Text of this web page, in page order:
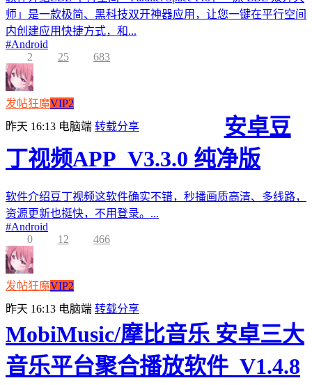
师」是一款极简、黑科技双开神器应用，让您一键在平行空间
内创建应用快捷方式，和...
#Android
2
25 683
发帖狂魔VIP2
昨天 16:13 电脑端 转载分享
安卓豆
丁视频APP_V3.3.0 纯净版
软件介绍豆丁视频这软件确实不错，秒播画质高清、多线路，
资源更新也挺快，不用登录。...
#Android
0
12 466
发帖狂魔VIP2
昨天 16:13 电脑端 转载分享
MobiMusic/摩比音乐 安卓三大
音乐平台聚合播放软件_V1.4.8